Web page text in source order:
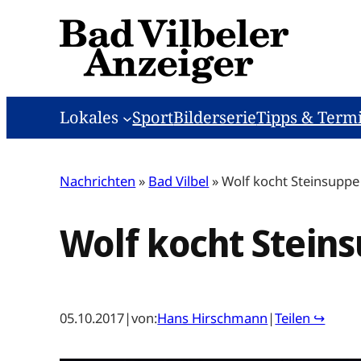
Lokales SportBilderserieTipps &
Nachrichten » Bad Vilbel »Wolf kocht Steinsuppe
Wolf kocht
05.10.2017|von:Hans Hirschmann |Teilen ↪